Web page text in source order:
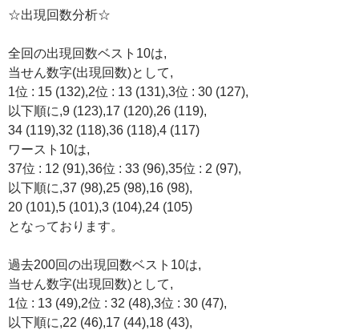
☆出現回数分析☆
全回の出現回数ベスト10は,
当せん数字(出現回数)として,
1位 : 15 (132),2位 : 13 (131),3位 : 30 (127),
以下順に,9 (123),17 (120),26 (119),
34 (119),32 (118),36 (118),4 (117)
ワースト10は,
37位 : 12 (91),36位 : 33 (96),35位 : 2 (97),
以下順に,37 (98),25 (98),16 (98),
20 (101),5 (101),3 (104),24 (105)
となっております。
過去200回の出現回数ベスト10は,
当せん数字(出現回数)として,
1位 : 13 (49),2位 : 32 (48),3位 : 30 (47),
以下順に,22 (46),17 (44),18 (43),